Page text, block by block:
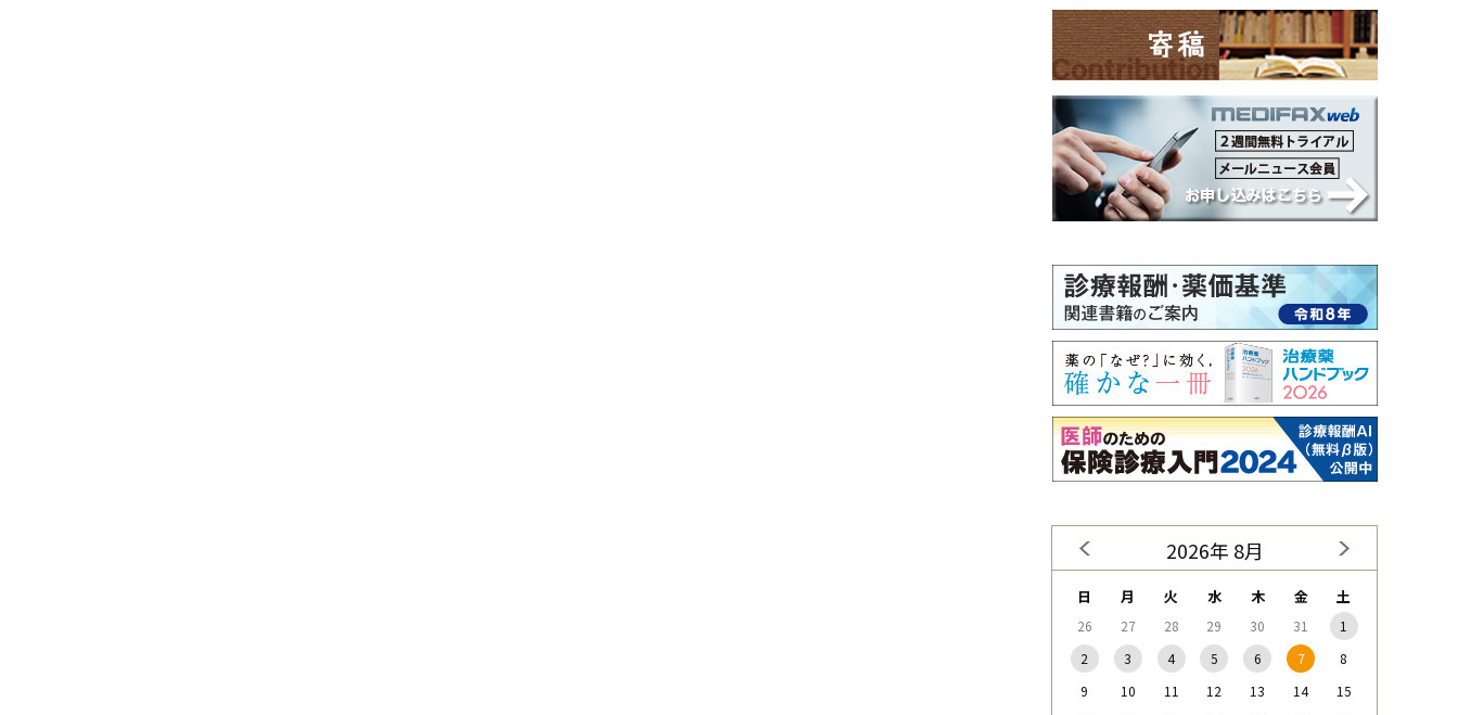
2026年 8月
日 月 火 水 木 金 土
26 27 28 29 30 31
1
2
3 4 5 6 7
8
9
10 11 12 13 14
15